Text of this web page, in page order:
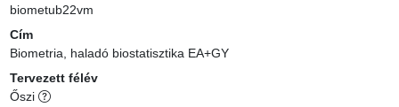
biometub22vm
Cím
Biometria, haladó biostatisztika EA+GY
Tervezett félév
Őszi